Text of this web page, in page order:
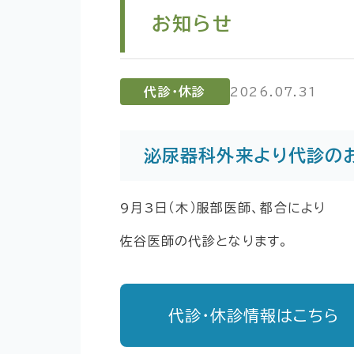
お知らせ
代診・休診 2026.07.31
泌尿器科外来より代診の
9月3日（木）服部医師、都合により
佐谷医師の代診となります。
代診・休診情報はこちら